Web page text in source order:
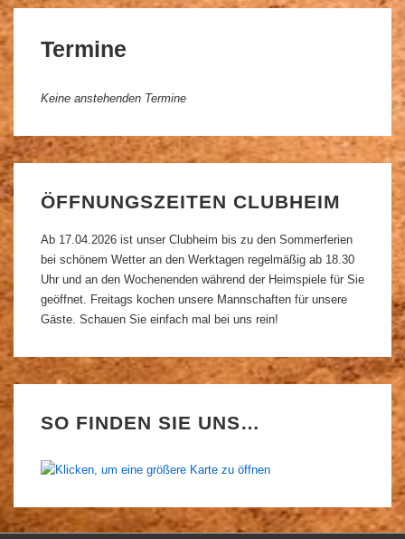
Termine
Keine anstehenden Termine
ÖFFNUNGSZEITEN CLUBHEIM
Ab 17.04.2026 ist unser Clubheim bis zu den Sommerferien
bei schönem Wetter an den Werktagen regelmäßig ab 18.30
Uhr und an den Wochenenden während der Heimspiele für Sie
geöffnet. Freitags kochen unsere Mannschaften für unsere
Gäste. Schauen Sie einfach mal bei uns rein!
SO FINDEN SIE UNS…